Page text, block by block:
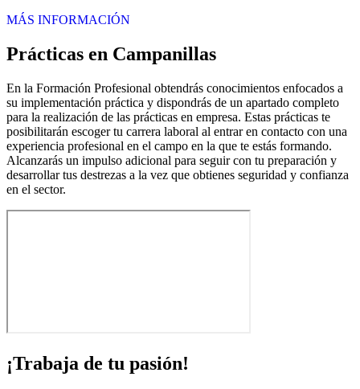
MÁS INFORMACIÓN
Prácticas en Campanillas
En la Formación Profesional obtendrás conocimientos enfocados a
su implementación práctica y dispondrás de un apartado completo
para la realización de las prácticas en empresa. Estas prácticas te
posibilitarán escoger tu carrera laboral al entrar en contacto con una
experiencia profesional en el campo en la que te estás formando.
Alcanzarás un impulso adicional para seguir con tu preparación y
desarrollar tus destrezas a la vez que obtienes seguridad y confianza
en el sector.
¡Trabaja de tu pasión!